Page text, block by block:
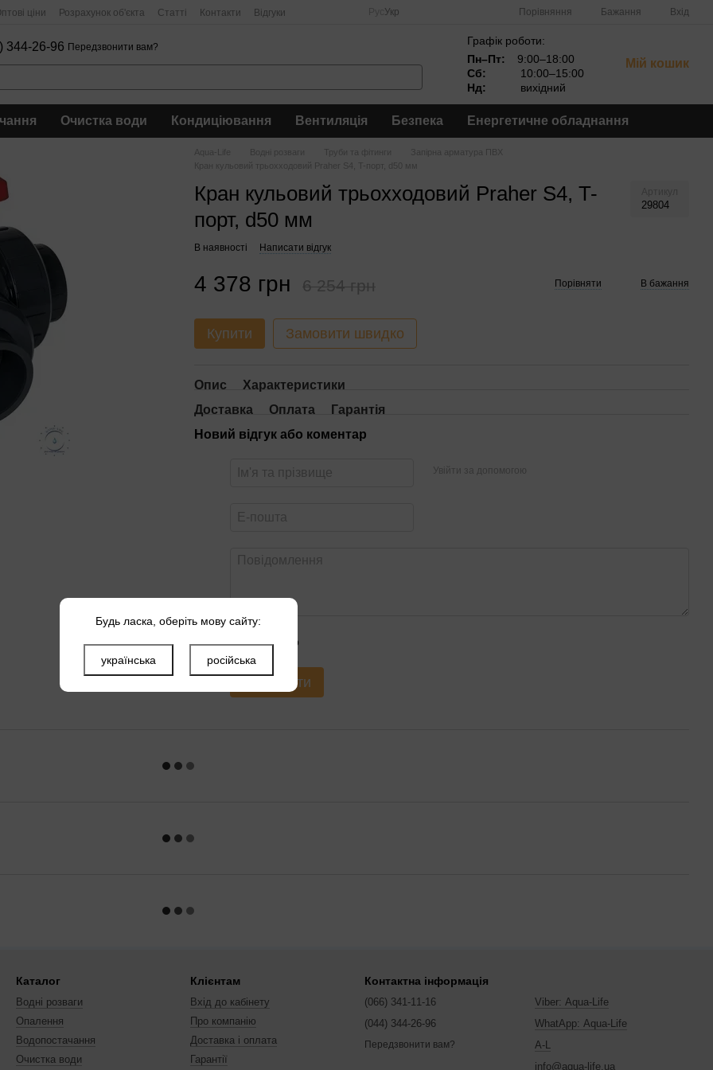
ціни Розрахунок об'єкта Статті Контакти Відгуки Укр Порівняння Бажання Вхід
344-26-96 Передзвонити вам?
Графік роботи:
Пн–Пт:
9:00–18:00
Сб:
10:00–15:00
Нд:
вихідний
Мій кошик
Очистка води Кондиціювання Вентиляція Безпека Енергетичне обладнання
Aqua-Life Водні розваги Труби та фітинги
Запірна арматура ПВХ
Кран кульовий трьохходовий Praher S4, T-порт, d50 мм
Кран кульовий трьохходовий Praher S4, T-
порт, d50 мм
29804
В наявності Написати відгук
4 378 грн 6 254 грн Порівняти В бажання
Купити Замовити швидко
Опис
Характеристики
Доставка
Оплата
Гарантія
Новий відгук або коментар
Увійти за допомогою
Оцініть товар
Надіслати
Каталог
Водні розваги
Опалення
Водопостачання
Очистка води
Клієнтам
Вхід до кабінету
Про компанію
Доставка і оплата
Гарантії
Контактна інформація
(066) 341-11-16
(044) 344-26-96
Передзвонити вам?
Viber: Aqua-Life
WhatApp: Aqua-Life
A-L
info@aqua-life.ua
Будь ласка, оберіть мову сайту:
українська російська